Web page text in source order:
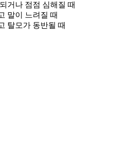
거나 점점 심해질 때
말이 느려질 때
탈모가 동반될 때